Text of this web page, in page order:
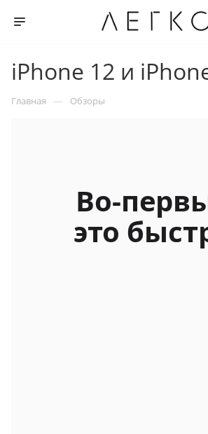
iPhone 12 и
Главная — Обзоры
Во-
это